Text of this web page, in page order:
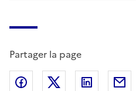
Partager la page
Partager sur Facebook
Partager sur X